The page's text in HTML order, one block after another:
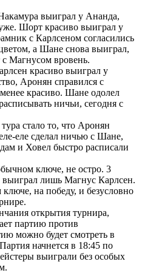
выиграл у Ананда,
Шорт красиво выиграл у
с Карлсеном согласились
а Шане снова выиграл,
с Магнусом вровень.
красиво выиграл у
Аронян справился с
красиво. Шане одолел
ничьи, сегодня с
стало то, что Аронян
еле сделал ничью с Шане,
и Ховел быстро расписали
ключе, не остро. 3
лишь Магнус Карлсен.
на победу, и безусловно
открытия турнира,
партию против
можно будет смотреть в
начнется в 18:45 по
выиграли без особых